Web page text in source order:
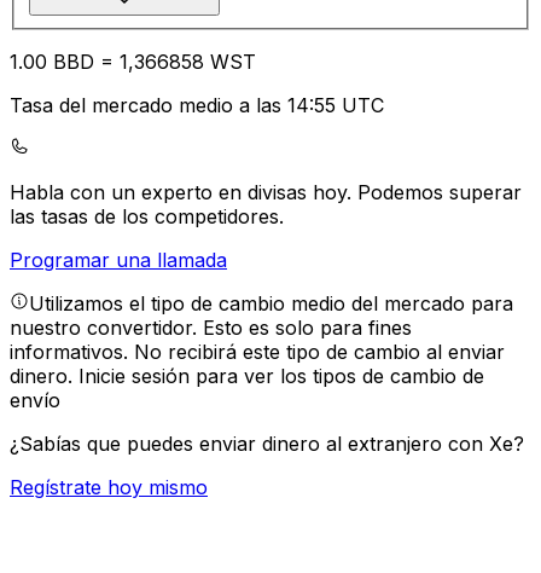
1.00 BBD = 1,366858 WST
Tasa del mercado medio a las 14:55 UTC
Habla con un experto en divisas hoy. Podemos superar
las tasas de los competidores.
Programar una llamada
Utilizamos el tipo de cambio medio del mercado para
nuestro convertidor. Esto es solo para fines
informativos. No recibirá este tipo de cambio al enviar
dinero. Inicie sesión para ver los tipos de cambio de
envío
¿Sabías que puedes enviar dinero al extranjero con Xe?
Regístrate hoy mismo